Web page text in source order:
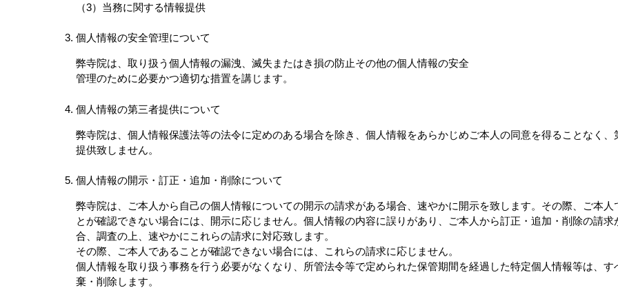
（3）当務に関する情報提供
個人情報の安全管理について
弊寺院は、取り扱う個人情報の漏洩、滅失またはき損の防止その他の個人情報の安全
管理のために必要かつ適切な措置を講じます。
個人情報の第三者提供について
弊寺院は、個人情報保護法等の法令に定めのある場合を除き、個人情報をあらかじめご本人の同意を得ることなく、
提供致しません。
個人情報の開示・訂正・追加・削除について
弊寺院は、ご本人から自己の個人情報についての開示の請求がある場合、速やかに開示を致します。その際、ご本人
とが確認できない場合には、開示に応じません。個人情報の内容に誤りがあり、ご本人から訂正・追加・削除の請求
合、調査の上、速やかにこれらの請求に対応致します。
その際、ご本人であることが確認できない場合には、これらの請求に応じません。
個人情報を取り扱う事務を行う必要がなくなり、所管法令等で定められた保管期間を経過した特定個人情報等は、す
棄・削除します。